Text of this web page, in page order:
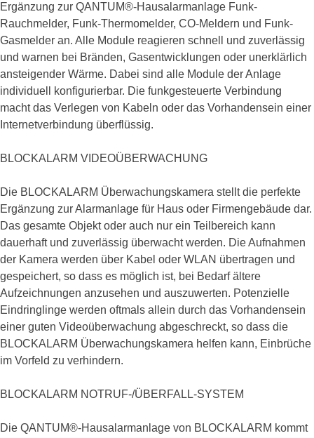
Ergänzung zur QANTUM®-Hausalarmanlage Funk-
Rauchmelder, Funk-Thermomelder, CO-Meldern und Funk-
Gasmelder an. Alle Module reagieren schnell und zuverlässig
und warnen bei Bränden, Gasentwicklungen oder unerklärlich
ansteigender Wärme. Dabei sind alle Module der Anlage
individuell konfigurierbar. Die funkgesteuerte Verbindung
macht das Verlegen von Kabeln oder das Vorhandensein einer
Internetverbindung überflüssig.
BLOCKALARM VIDEOÜBERWACHUNG
Die BLOCKALARM Überwachungskamera stellt die perfekte
Ergänzung zur Alarmanlage für Haus oder Firmengebäude dar.
Das gesamte Objekt oder auch nur ein Teilbereich kann
dauerhaft und zuverlässig überwacht werden. Die Aufnahmen
der Kamera werden über Kabel oder WLAN übertragen und
gespeichert, so dass es möglich ist, bei Bedarf ältere
Aufzeichnungen anzusehen und auszuwerten. Potenzielle
Eindringlinge werden oftmals allein durch das Vorhandensein
einer guten Videoüberwachung abgeschreckt, so dass die
BLOCKALARM Überwachungskamera helfen kann, Einbrüche
im Vorfeld zu verhindern.
BLOCKALARM NOTRUF-/ÜBERFALL-SYSTEM
Die QANTUM®-Hausalarmanlage von BLOCKALARM kommt